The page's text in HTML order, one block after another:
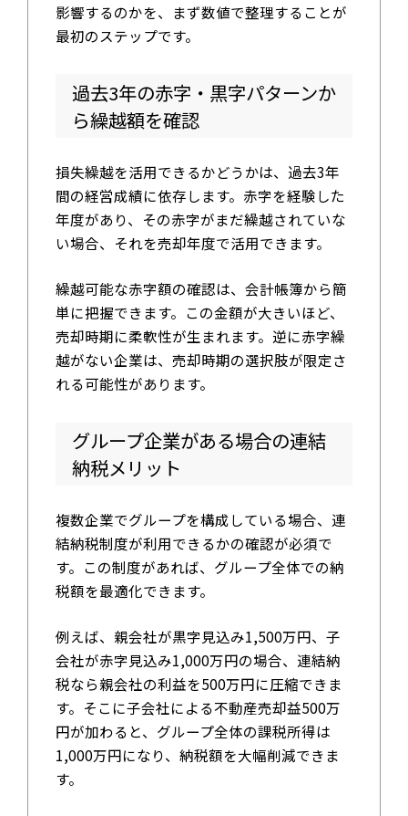
影響するのかを、まず数値で整理することが
最初のステップです。
過去3年の赤字・黒字パターンか
ら繰越額を確認
損失繰越を活用できるかどうかは、過去3年
間の経営成績に依存します。赤字を経験した
年度があり、その赤字がまだ繰越されていな
い場合、それを売却年度で活用できます。
繰越可能な赤字額の確認は、会計帳簿から簡
単に把握できます。この金額が大きいほど、
売却時期に柔軟性が生まれます。逆に赤字繰
越がない企業は、売却時期の選択肢が限定さ
れる可能性があります。
グループ企業がある場合の連結
納税メリット
複数企業でグループを構成している場合、連
結納税制度が利用できるかの確認が必須で
す。この制度があれば、グループ全体での納
税額を最適化できます。
例えば、親会社が黒字見込み1,500万円、子
会社が赤字見込み1,000万円の場合、連結納
税なら親会社の利益を500万円に圧縮できま
す。そこに子会社による不動産売却益500万
円が加わると、グループ全体の課税所得は
1,000万円になり、納税額を大幅削減できま
す。